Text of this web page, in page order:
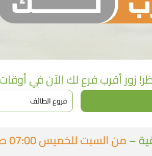
زور أقرب فرع لك الآن في
فروع الطائف
–من السبت للخميس 07:00 ص الى 11:00 م